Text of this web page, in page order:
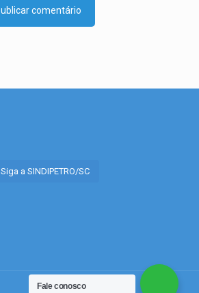
Siga a SINDIPETRO/SC
Fale conosco